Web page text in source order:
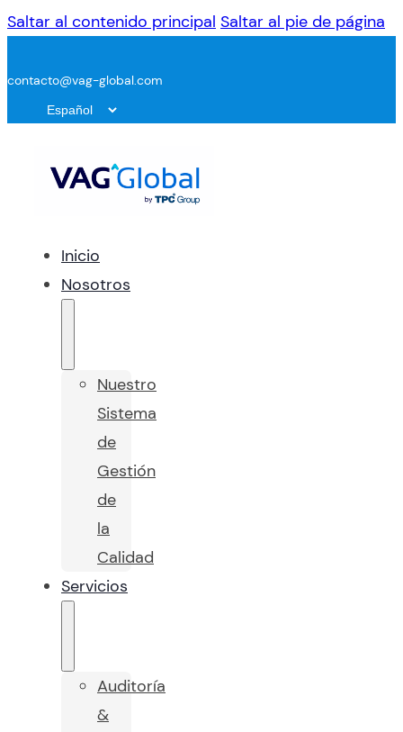
Saltar al contenido principal Saltar al pie de página
contacto@vag-global.com
Inicio
Nosotros
Nuestro
Sistema
de
Gestión
de
la
Calidad
Servicios
Auditoría
&